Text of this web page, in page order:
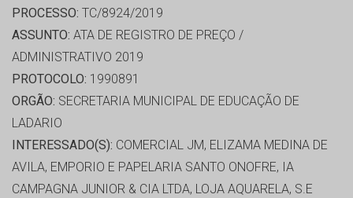
PROCESSO: TC/8924/2019
ASSUNTO: ATA DE REGISTRO DE PREÇO /
ADMINISTRATIVO 2019
PROTOCOLO: 1990891
ORGÃO: SECRETARIA MUNICIPAL DE EDUCAÇÃO DE
LADARIO
INTERESSADO(S): COMERCIAL JM, ELIZAMA MEDINA DE
AVILA, EMPORIO E PAPELARIA SANTO ONOFRE, IA
CAMPAGNA JUNIOR & CIA LTDA, LOJA AQUARELA, S.E